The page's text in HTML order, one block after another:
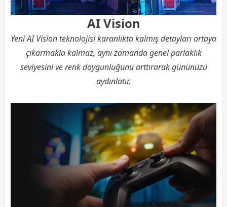
AI Vision
Yeni AI Vision teknolojisi karanlıkta kalmış detayları ortaya
çıkarmakla kalmaz, aynı zamanda genel parlaklık
seviyesini ve renk doygunluğunu arttırarak gününüzü
aydınlatır.